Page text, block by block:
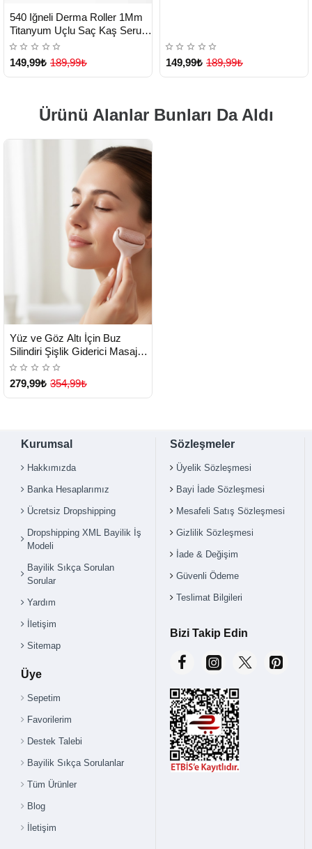
TESLİMAT
540 Iğneli Derma Roller 1Mm
Titanyum Uçlu Saç Kaş Serum
Kullanımına Uygun - Lisinya
149,99₺ 189,99₺ 149,99₺ 189,99₺
Ürünü Alanlar Bunları Da Aldı
TESLİMAT
Yüz ve Göz Altı İçin Buz
Silindiri Şişlik Giderici Masaj
Aleti - Lisinya
279,99₺ 354,99₺
Kurumsal
Hakkımızda
Banka Hesaplarımız
Ücretsiz Dropshipping
Dropshipping XML Bayilik İş
Modeli
Bayilik Sıkça Sorulan
Sorular
Yardım
İletişim
Sitemap
Üye
Sepetim
Favorilerim
Destek Talebi
Bayilik Sıkça Sorulanlar
Tüm Ürünler
Blog
İletişim
Sözleşmeler
Üyelik Sözleşmesi
Bayi İade Sözleşmesi
Mesafeli Satış Sözleşmesi
Gizlilik Sözleşmesi
İade & Değişim
Güvenli Ödeme
Teslimat Bilgileri
Bizi Takip Edin